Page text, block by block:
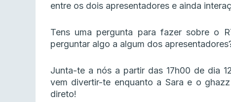
entre os dois apresentadores e ainda
Tens uma pergunta para fazer sobre o
perguntar algo a algum dos
Junta-te a nós a partir das 17h00 de dia
vem divertir-te enquanto a Sara e o
direto!